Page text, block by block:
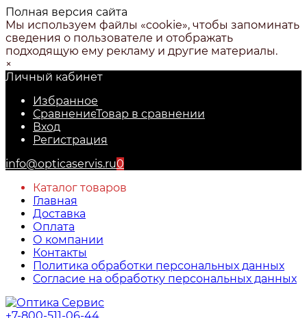
Полная версия сайта
Мы используем файлы «cookie», чтобы запоминать
сведения о пользователе и отображать
подходящую ему рекламу и другие материалы.
×
Личный кабинет
Избранное
СравнениеТовар в сравнении
Вход
Регистрация
info@opticaservis.ru0
Каталог товаров
Главная
Доставка
Оплата
О компании
Контакты
Политика обработки персональных данных
Согласие на обработку персональных данных